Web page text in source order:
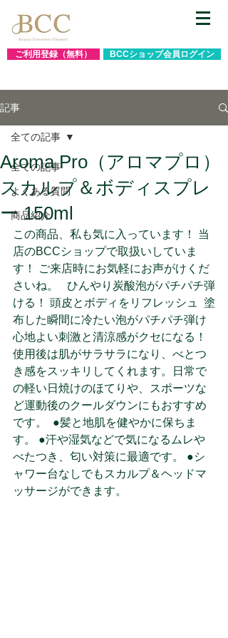
ご利用登録（無料） BCCショップ会員ログイン
記事
全ての記事
よくある質問
商品紹介
全ての記事
Aroma Pro（アロマプロ）
スカルプ＆ボディスプレ
ー 150ml
この商品、私も気に入っています！ 当
店のBCCショップで取扱いしていま
す！ ご来店時にお気軽にお声がけくだ
さいね。   ひんやり炭酸泡がパチパチ弾
ける！ 頭皮とボディをリフレッシュ  塗
布した瞬間に冷たい泡がパチパチ弾け
心地よい刺激と清涼感がクセになる！
使用後は肌がサラサラになり、べとつ
き感をスッキリしてくれます。日常で
の軽い日焼けのほてりや、スポーツな
ど運動後のクールダウンにもおすすめ
です。  ●髪と地肌を健やかに保ちま
す。 ●汗や湿気などで気になるムレや
べたつき、匂い対策に最適です。 ●シ
ャワー台なしでもスカルプ＆ヘッドマ
ッサージができます。